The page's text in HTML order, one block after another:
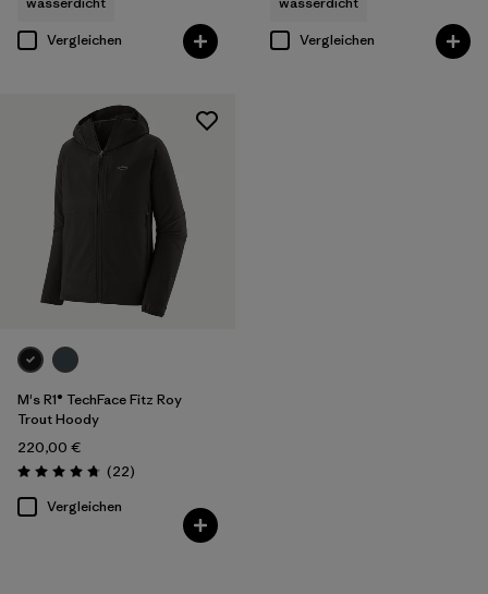
Vergleichen
Vergleichen
M's R1® TechFace Fitz Roy
Trout Hoody
220,00 €
Bewertung: 4.7 / 5
(22Rezensionen
)
Vergleichen